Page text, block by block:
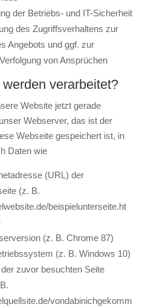
der Betriebs- und IT-Sicherheit
des Zugriffsverhaltens zur
Angebots und ggf. zur
von Ansprüchen
verarbeitet?
Website jetzt gerade
Webserver, das ist der
Webseite gespeichert ist, in
Daten wie
(URL) der
(z. B.
beispielunterseite.ht
(z. B. Chrome 87)
(z. B. Windows 10)
zuvor besuchten Seite
vondabinichgekomm